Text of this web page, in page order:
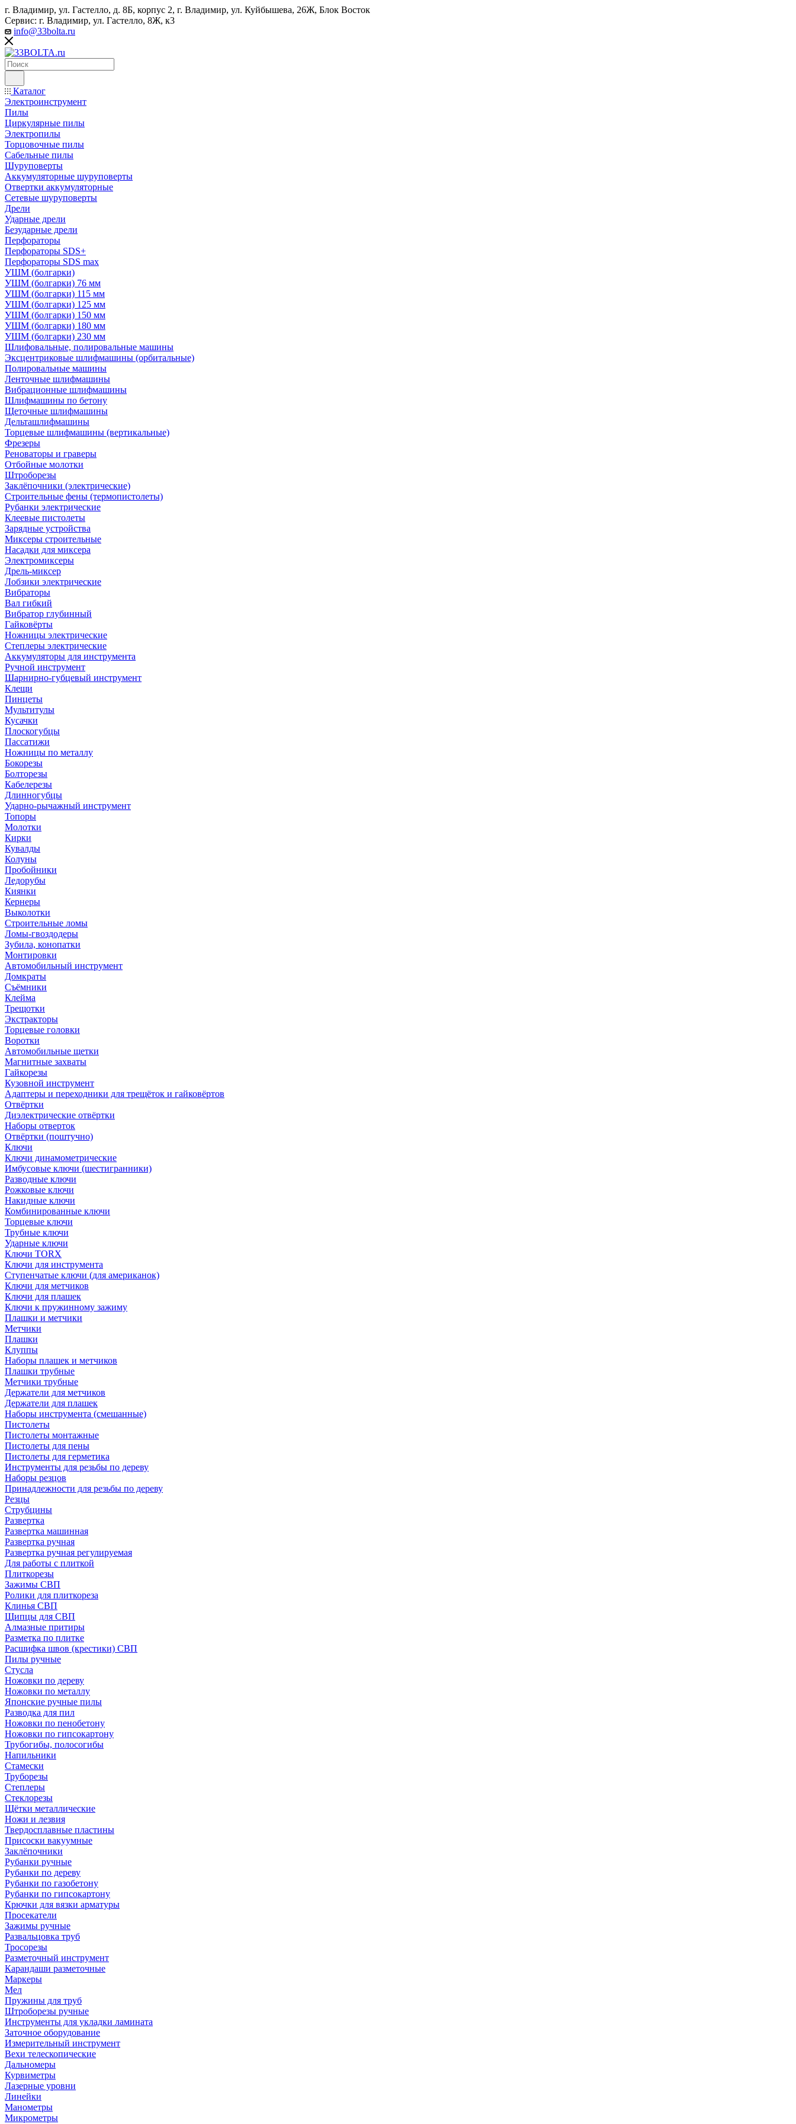
г. Владимир, ул. Гастелло, д. 8Б, корпус 2, г. Владимир, ул. ​Куйбышева, 26Ж, Блок Восток
Сервис: г. Владимир, ул. Гастелло, 8Ж, к3
info@33bolta.ru
Каталог
Электроинструмент
Пилы
Циркулярные пилы
Электропилы
Торцовочные пилы
Сабельные пилы
Шуруповерты
Аккумуляторные шуруповерты
Отвертки аккумуляторные
Сетевые шуруповерты
Дрели
Ударные дрели
Безударные дрели
Перфораторы
Перфораторы SDS+
Перфораторы SDS max
УШМ (болгарки)
УШМ (болгарки) 76 мм
УШМ (болгарки) 115 мм
УШМ (болгарки) 125 мм
УШМ (болгарки) 150 мм
УШМ (болгарки) 180 мм
УШМ (болгарки) 230 мм
Шлифовальные, полировальные машины
Эксцентриковые шлифмашины (орбитальные)
Полировальные машины
Ленточные шлифмашины
Вибрационные шлифмашины
Шлифмашины по бетону
Щеточные шлифмашины
Дельташлифмашины
Торцевые шлифмашины (вертикальные)
Фрезеры
Реноваторы и граверы
Отбойные молотки
Штроборезы
Заклёпочники (электрические)
Строительные фены (термопистолеты)
Рубанки электрические
Клеевые пистолеты
Зарядные устройства
Миксеры строительные
Насадки для миксера
Электромиксеры
Дрель-миксер
Лобзики электрические
Вибраторы
Вал гибкий
Вибратор глубинный
Гайковёрты
Ножницы электрические
Степлеры электрические
Аккумуляторы для инструмента
Ручной инструмент
Шарнирно-губцевый инструмент
Клещи
Пинцеты
Мультитулы
Кусачки
Плоскогубцы
Пассатижи
Ножницы по металлу
Бокорезы
Болторезы
Кабелерезы
Длинногубцы
Ударно-рычажный инструмент
Топоры
Молотки
Кирки
Кувалды
Колуны
Пробойники
Ледорубы
Киянки
Кернеры
Выколотки
Строительные ломы
Ломы-гвоздодеры
Зубила, конопатки
Монтировки
Автомобильный инструмент
Домкраты
Съёмники
Клейма
Трещотки
Экстракторы
Торцевые головки
Воротки
Автомобильные щетки
Магнитные захваты
Гайкорезы
Кузовной инструмент
Адаптеры и переходники для трещёток и гайковёртов
Отвёртки
Диэлектрические отвёртки
Наборы отверток
Отвёртки (поштучно)
Ключи
Ключи динамометрические
Имбусовые ключи (шестигранники)
Разводные ключи
Рожковые ключи
Накидные ключи
Комбинированные ключи
Торцевые ключи
Трубные ключи
Ударные ключи
Ключи TORX
Ключи для инструмента
Ступенчатые ключи (для американок)
Ключи для метчиков
Ключи для плашек
Ключи к пружинному зажиму
Плашки и метчики
Метчики
Плашки
Клуппы
Наборы плашек и метчиков
Плашки трубные
Метчики трубные
Держатели для метчиков
Держатели для плашек
Наборы инструмента (смешанные)
Пистолеты
Пистолеты монтажные
Пистолеты для пены
Пистолеты для герметика
Инструменты для резьбы по дереву
Наборы резцов
Принадлежности для резьбы по дереву
Резцы
Струбцины
Развертка
Развертка машинная
Развертка ручная
Развертка ручная регулируемая
Для работы с плиткой
Плиткорезы
Зажимы СВП
Ролики для плиткореза
Клинья СВП
Щипцы для СВП
Алмазные притиры
Разметка по плитке
Расшифка швов (крестики) СВП
Пилы ручные
Стусла
Ножовки по дереву
Ножовки по металлу
Японские ручные пилы
Разводка для пил
Ножовки по пенобетону
Ножовки по гипсокартону
Трубогибы, полосогибы
Напильники
Стамески
Труборезы
Степлеры
Стеклорезы
Щётки металлические
Ножи и лезвия
Твердосплавные пластины
Присоски вакуумные
Заклёпочники
Рубанки ручные
Рубанки по дереву
Рубанки по газобетону
Рубанки по гипсокартону
Крючки для вязки арматуры
Просекатели
Зажимы ручные
Развальцовка труб
Тросорезы
Разметочный инструмент
Карандаши разметочные
Маркеры
Мел
Пружины для труб
Штроборезы ручные
Инструменты для укладки ламината
Заточное оборудование
Измерительный инструмент
Вехи телескопические
Дальномеры
Курвиметры
Лазерные уровни
Линейки
Манометры
Микрометры